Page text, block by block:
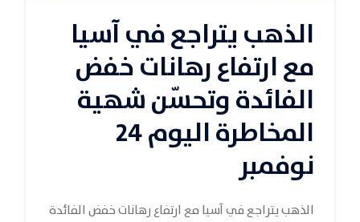
الذهب يتراجع في آسيا
مع ارتفاع رهانات خفض
الفائدة وتحسّن شهية
المخاطرة اليوم 24
نوفمبر
الذهب يتراجع في آسيا مع ارتفاع رهانات خفض الفائدة